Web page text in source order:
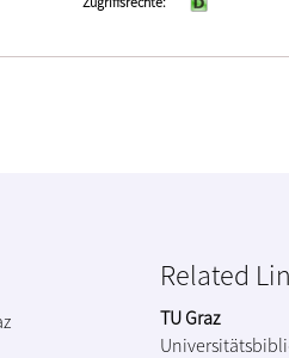
Related
TU Graz